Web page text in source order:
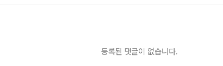
등록된 댓글이 없습니다.